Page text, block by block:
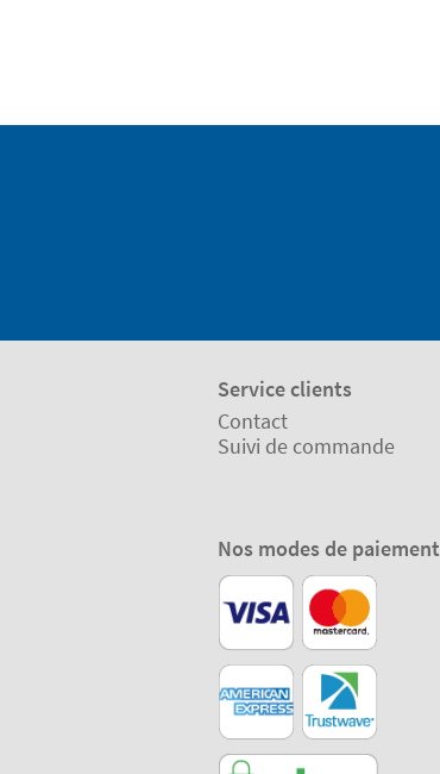
Service clients
Contact
Suivi de commande
Nos modes de paiement